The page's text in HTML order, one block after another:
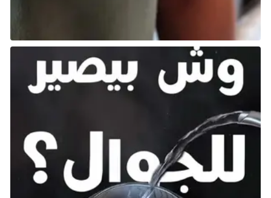
تبادل الموارد:
يمكنك فتح مخزونك وإسقاط العناصر لتبادلها مع
الآخرين في اللعب الجماعي. هذه طريقة رائعة لمشاركة
الموارد أو الأدوات التي تصنعها مع أصدقائك.
حماية العناصر: